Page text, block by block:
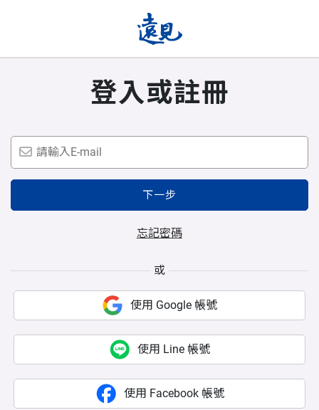
登入或註冊
下一步
忘記密碼
或
使用 Google 帳號
使用 Line 帳號
使用 Facebook 帳號